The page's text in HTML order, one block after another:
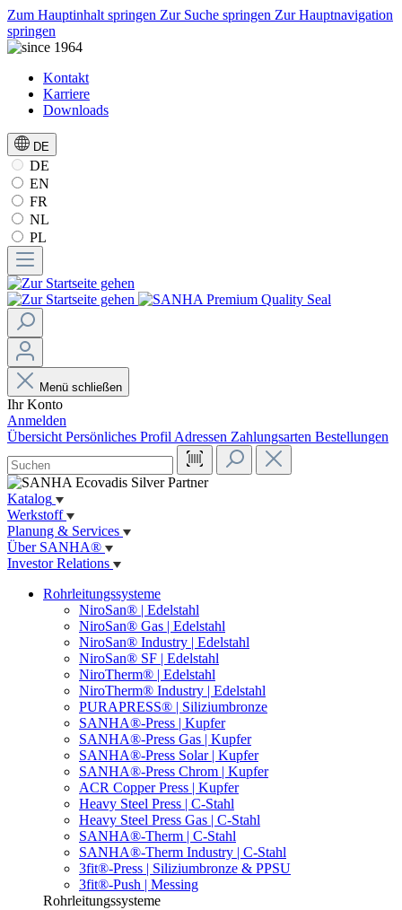
Zum Hauptinhalt springen Zur Suche springen Zur Hauptnavigation
springen
Kontakt
Karriere
Downloads
DE
DE
EN
FR
NL
PL
Menü schließen
Ihr Konto
Anmelden
Übersicht Persönliches Profil Adressen Zahlungsarten Bestellungen
Katalog
Werkstoff
Planung & Services
Über SANHA®
Investor Relations
Rohrleitungssysteme
NiroSan® | Edelstahl
NiroSan® Gas | Edelstahl
NiroSan® Industry | Edelstahl
NiroSan® SF | Edelstahl
NiroTherm® | Edelstahl
NiroTherm® Industry | Edelstahl
PURAPRESS® | Siliziumbronze
SANHA®-Press | Kupfer
SANHA®-Press Gas | Kupfer
SANHA®-Press Solar | Kupfer
SANHA®-Press Chrom | Kupfer
ACR Copper Press | Kupfer
Heavy Steel Press | C-Stahl
Heavy Steel Press Gas | C-Stahl
SANHA®-Therm | C-Stahl
SANHA®-Therm Industry | C-Stahl
3fit®-Press | Siliziumbronze & PPSU
3fit®-Push | Messing
Rohrleitungssysteme